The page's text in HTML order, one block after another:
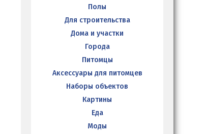
Полы
Для строительства
Дома и участки
Города
Питомцы
Аксессуары для питомцев
Наборы объектов
Картины
Еда
Моды